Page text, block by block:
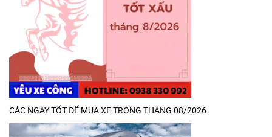
CÁC NGÀY TỐT ĐỂ MUA XE TRONG THÁNG 08/2026